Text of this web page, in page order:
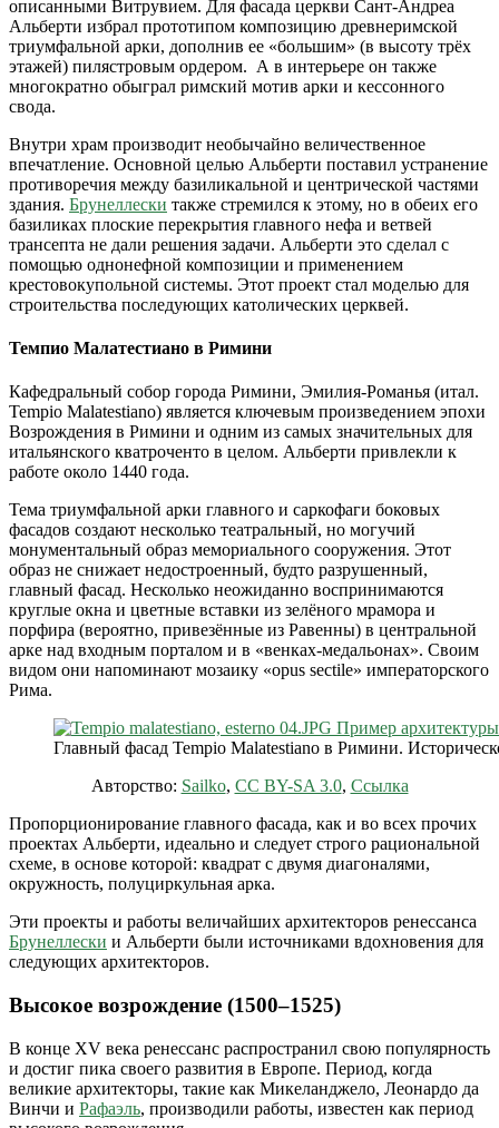
описанными Витрувием. Для фасада церкви Сант-Андреа
Альберти избрал прототипом композицию древнеримской
триумфальной арки, дополнив ее «большим» (в высоту трёх
этажей) пилястровым ордером. А в интерьере он также
многократно обыграл римский мотив арки и кессонного
свода.
Внутри храм производит необычайно величественное
впечатление. Основной целью Альберти поставил устранение
противоречия между базиликальной и центрической частями
здания. Брунеллески также стремился к этому, но в обеих его
базиликах плоские перекрытия главного нефа и ветвей
трансепта не дали решения задачи. Альберти это сделал с
помощью однонефной композиции и применением
крестовокупольной системы. Этот проект стал моделью для
строительства последующих католических церквей.
Темпио Малатестиано в Римини
Кафедральный собор города Римини, Эмилия-Романья (итал.
Tempio Malatestiano) является ключевым произведением эпохи
Возрождения в Римини и одним из самых значительных для
итальянского кватроченто в целом. Альберти привлекли к
работе около 1440 года.
Тема триумфальной арки главного и саркофаги боковых
фасадов создают несколько театральный, но могучий
монументальный образ мемориального сооружения. Этот
образ не снижает недостроенный, будто разрушенный,
главный фасад. Несколько неожиданно воспринимаются
круглые окна и цветные вставки из зелёного мрамора и
порфира (вероятно, привезённые из Равенны) в центральной
арке над входным порталом и в «венках-медальонах». Своим
видом они напоминают мозаику «opus sectile» императорского
Рима.
Главный фасад Tempio Malatestiano в Римини.
Авторство: Sailko, CC BY-SA 3.0, Ссылка
Пропорционирование главного фасада, как и во всех прочих
проектах Альберти, идеально и следует строго рациональной
схеме, в основе которой: квадрат с двумя диагоналями,
окружность, полуциркульная арка.
Эти проекты и работы величайших архитекторов ренессанса
Брунеллески и Альберти были источниками вдохновения для
следующих архитекторов.
Высокое возрождение (1500–1525)
В конце XV века ренессанс распространил свою популярность
и достиг пика своего развития в Европе. Период, когда
великие архитекторы, такие как Микеланджело, Леонардо да
Винчи и Рафаэль, производили работы, известен как период